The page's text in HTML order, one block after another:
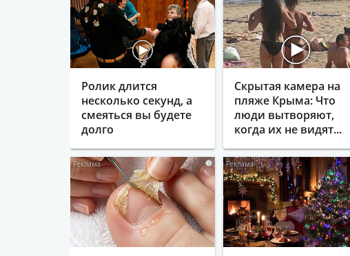
Ролик длится
несколько секунд, а
смеяться вы будете
долго
Скрытая камера на
пляже Крыма: Что
люди вытворяют,
когда их не видят...
i